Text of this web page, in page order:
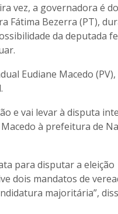
vez, a governadora é
Fátima Bezerra (PT),
da deputada
Eudiane Macedo
e vai levar à disputa
à prefeitura de
para disputar a eleição
dois mandatos de
majoritária”,